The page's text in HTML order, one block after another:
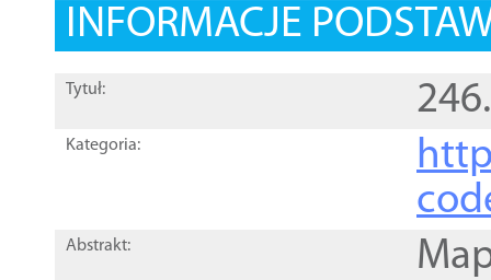
INFORMACJE
Tytuł:
Kategoria:
Abstrakt: